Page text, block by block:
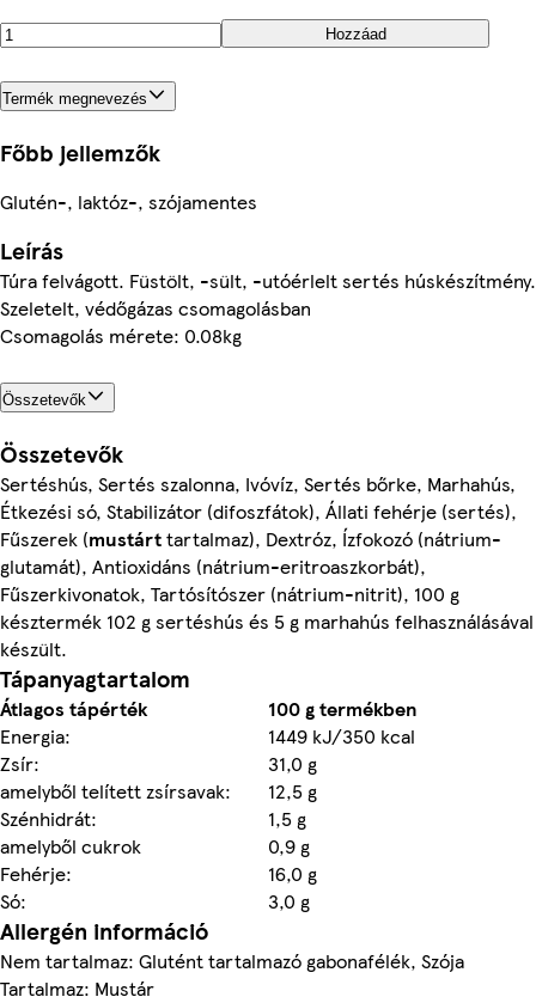
Hozzáad
Termék megnevezés
Főbb jellemzők
Glutén-, laktóz-, szójamentes
Leírás
Túra felvágott. Füstölt, -sült, -utóérlelt sertés húskészítmény.
Szeletelt, védőgázas csomagolásban
Csomagolás mérete: 0.08kg
Összetevők
Összetevők
Sertéshús, Sertés szalonna, Ivóvíz, Sertés bőrke, Marhahús,
Étkezési só, Stabilizátor (difoszfátok), Állati fehérje (sertés),
Fűszerek (mustárttartalmaz), Dextróz, Ízfokozó (nátrium-
glutamát), Antioxidáns (nátrium-eritroaszkorbát),
Fűszerkivonatok, Tartósítószer (nátrium-nitrit), 100 g
késztermék 102 g sertéshús és 5 g marhahús felhasználásával
készült.
Tápanyagtartalom
Átlagos tápérték
100 g termékben
Energia:
1449 kJ/350 kcal
Zsír:
31,0 g
amelyből telített zsírsavak:
12,5 g
Szénhidrát:
1,5 g
amelyből cukrok
0,9 g
Fehérje:
16,0 g
Só:
3,0 g
Allergén információ
Nem tartalmaz: Glutént tartalmazó gabonafélék, Szója
Tartalmaz: Mustár